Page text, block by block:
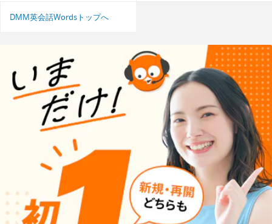
DMM英会話Wordsトップへ